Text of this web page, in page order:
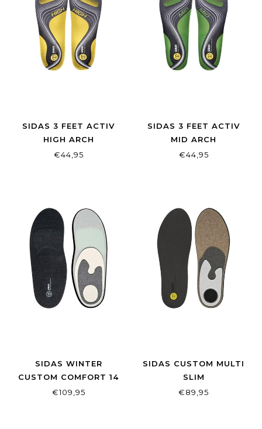
SIDAS 3 FEET ACTIV
HIGH ARCH
€44,95
SIDAS 3 FEET ACTIV
MID ARCH
€44,95
SIDAS WINTER
CUSTOM COMFORT 14
€109,95
SIDAS CUSTOM MULTI
SLIM
€89,95